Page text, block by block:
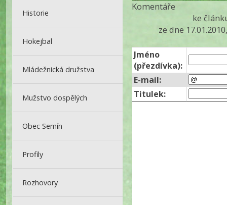
Historie
Hokejbal
Mládežnická družstva
Mužstvo dospělých
Obec Semín
Profily
Rozhovory
Komentáře
ke
ze dne
Jméno
(přezdívka):
E-mail:
Titulek: